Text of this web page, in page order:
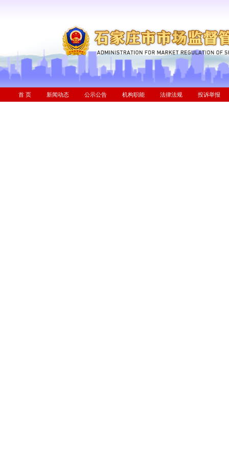
首 页 新闻动态 公示公告 机构职能 法律法规 投诉举报